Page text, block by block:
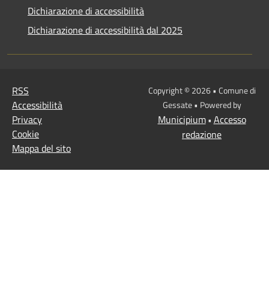
Dichiarazione di accessibilità
Dichiarazione di accessibilità dal 2025
RSS
Accessibilità
Privacy
Cookie
Mappa del sito
Copyright © 2026 • Comune di
Gessate • Powered by
Municipium• Accesso
redazione